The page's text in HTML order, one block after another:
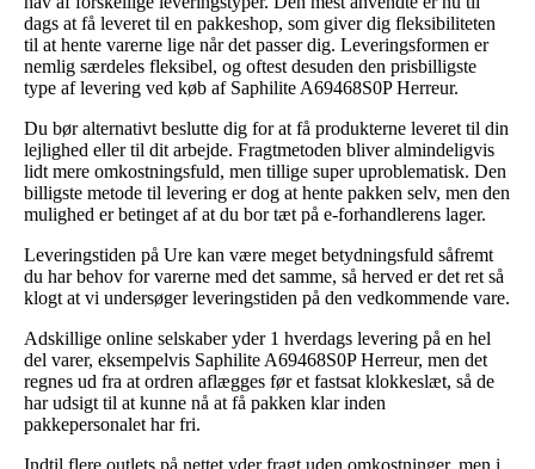
dags at få leveret til en pakkeshop, som giver dig fleksibiliteten
til at hente varerne lige når det passer dig. Leveringsformen er
nemlig særdeles fleksibel, og oftest desuden den prisbilligste
type af levering ved køb af Saphilite A69468S0P Herreur.
Du bør alternativt beslutte dig for at få produkterne leveret til din
lejlighed eller til dit arbejde. Fragtmetoden bliver almindeligvis
lidt mere omkostningsfuld, men tillige super uproblematisk. Den
billigste metode til levering er dog at hente pakken selv, men den
mulighed er betinget af at du bor tæt på e-forhandlerens lager.
Leveringstiden på Ure kan være meget betydningsfuld såfremt
du har behov for varerne med det samme, så herved er det ret så
klogt at vi undersøger leveringstiden på den vedkommende vare.
Adskillige online selskaber yder 1 hverdags levering på en hel
del varer, eksempelvis Saphilite A69468S0P Herreur, men det
regnes ud fra at ordren aflægges før et fastsat klokkeslæt, så de
har udsigt til at kunne nå at få pakken klar inden
pakkepersonalet har fri.
Indtil flere outlets på nettet yder fragt uden omkostninger, men i